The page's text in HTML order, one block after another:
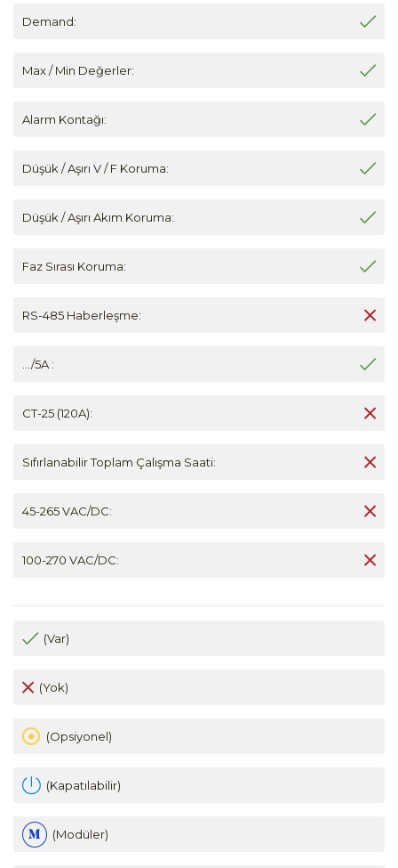
Demand:
Max / Min Değerler:
Alarm Kontağı:
Düşük / Aşırı V / F Koruma:
Düşük / Aşırı Akım Koruma:
Faz Sırası Koruma:
RS-485 Haberleşme:
.../5A :
CT-25 (120A):
Sıfırlanabilir Toplam Çalışma Saati:
45-265 VAC/DC:
100-270 VAC/DC:
(Var)
(Yok)
(Opsiyonel)
(Kapatılabilir)
(Modüler)